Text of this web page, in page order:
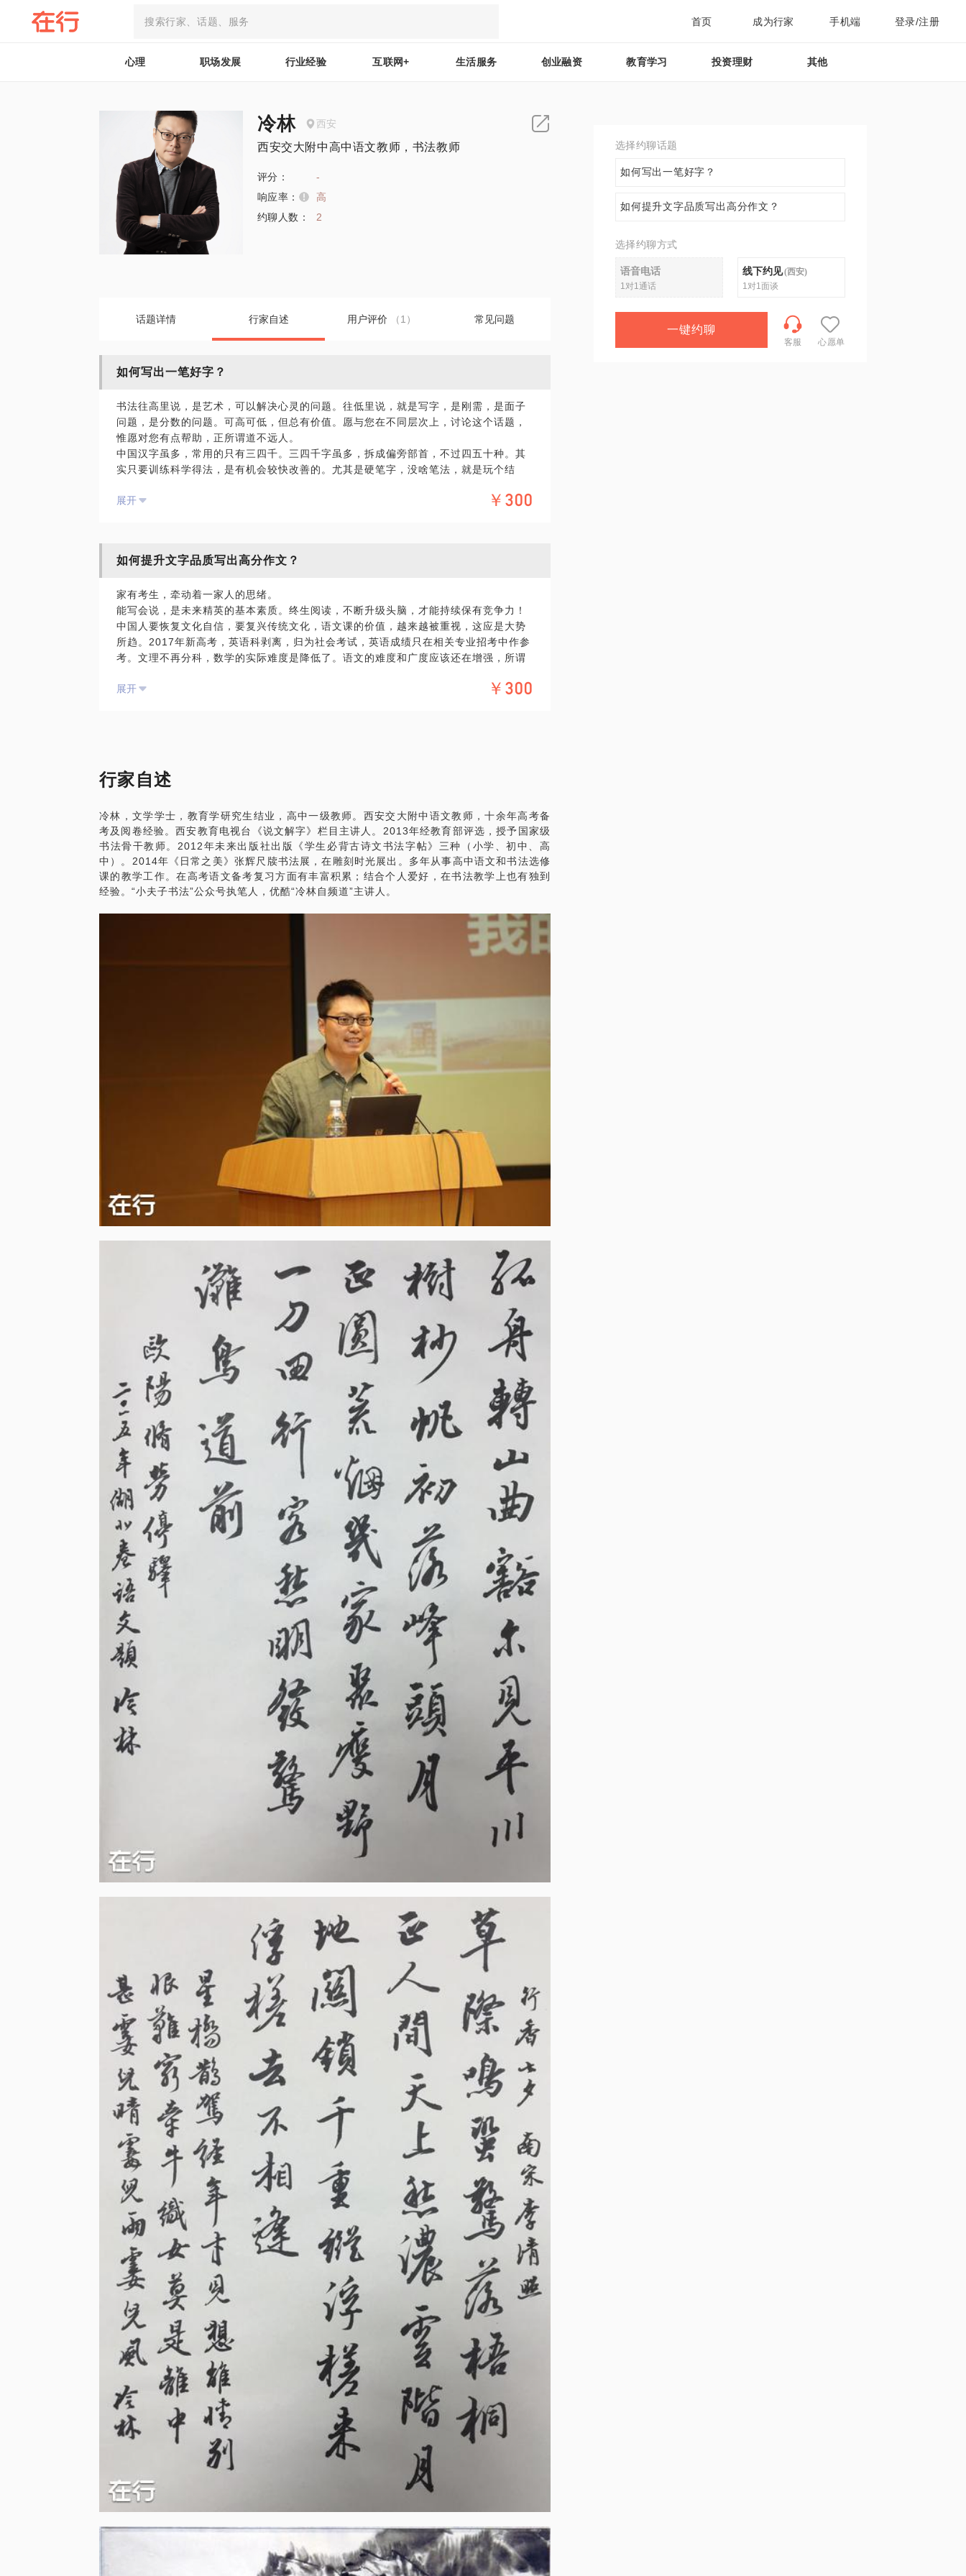
首页 成为行家 手机端 登录/注册
心理 职场发展 行业经验 互联网+ 生活服务 创业融资 教育学习 投资理财 其他
冷林 西安
西安交大附中高中语文教师，书法教师
评分：
-
响应率：
高
约聊人数：
2
话题详情 行家自述 用户评价 （1） 常见问题
如何写出一笔好字？
书法往高里说，是艺术，可以解决心灵的问题。往低里说，就是写字，是刚需，是面子
问题，是分数的问题。可高可低，但总有价值。愿与您在不同层次上，讨论这个话题，
惟愿对您有点帮助，正所谓道不远人。
中国汉字虽多，常用的只有三四千。三四千字虽多，拆成偏旁部首，不过四五十种。其
实只要训练科学得法，是有机会较快改善的。尤其是硬笔字，没啥笔法，就是玩个结
手写的原则，早在两千年前（二王时代）就已成熟，但是现在好多孩子，在照着印刷体
点，破除迷信，比玩命去练还重要。
我也经历过，您可少走弯路。
如果您的孩子，字写得不好，甚至影响阅卷老师认读，拉低了中高考成绩，我们可以聊
聊。毕竟我每年辅导许多孩子练字，有不少还卓有成效。
如果您在书法欣赏收藏方面，有些困惑，我们可以聊聊。为啥有些字很丑，却买的很
贵？为啥有些字，你觉得很漂亮，人家却说俗！书法艺术究竟有没有美学标准？谁有资
展开 ￥300
如何提升文字品质写出高分作文？
家有考生，牵动着一家人的思绪。
能写会说，是未来精英的基本素质。终生阅读，不断升级头脑，才能持续保有竞争力！
中国人要恢复文化自信，要复兴传统文化，语文课的价值，越来越被重视，这应是大势
所趋。2017年新高考，英语科剥离，归为社会考试，英语成绩只在相关专业招考中作参
考。文理不再分科，数学的实际难度是降低了。语文的难度和广度应该还在增强，所谓
在这样的情况下，高中学生，以及学生家长容易遭遇：
充满动力。幸福就是愿意主动承担责任，达到这种觉解，才是教育的最高目标！
有些孩子买脑子理科思维，实用理性。导致偏科严重，不重视文科类科目的学习。这其
读和交谈来改善。
我有十六年的高中语文教育教学经验。五大名校任教。汉语言文学本科，教育学硕士。
出版及执笔多部著作，有比较丰富的文字经验。
我愿意与你分享的内容包括：语文学习的一切困惑。
特别是——
阅读心得，书目推荐，阅读方法；
PS.在选择与我见面前，请把你的问题更具体化。毕竟一小时的谈话只能解决一个小问
题。请把你的问题提前发给我，方便我做更精确的准备，提升见面效率。愿与您沟通，
展开 ￥300
行家自述
冷林，文学学士，教育学研究生结业，高中一级教师。西安交大附中语文教师，十余年高考备
考及阅卷经验。西安教育电视台《说文解字》栏目主讲人。2013年经教育部评选，授予国家级
书法骨干教师。2012年未来出版社出版《学生必背古诗文书法字帖》三种（小学、初中、高
中）。2014年《日常之美》张辉尺牍书法展，在雕刻时光展出。多年从事高中语文和书法选修
课的教学工作。在高考语文备考复习方面有丰富积累；结合个人爱好，在书法教学上也有独到
经验。“小夫子书法”公众号执笔人，优酷“冷林自频道”主讲人。
选择约聊话题
如何写出一笔好字？
如何提升文字品质写出高分作文？
选择约聊方式
语音电话
1对1通话
线下约见(西安)
1对1面谈
一键约聊
客服 心愿单